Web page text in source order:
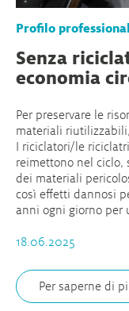
Profilo
Senza
economia
Per preservare le
materiali
I riciclatori/le
reimettono nel ciclo,
dei materiali
così effetti dannosi
anni ogni giorno per
18.06.2025
Per saperne di